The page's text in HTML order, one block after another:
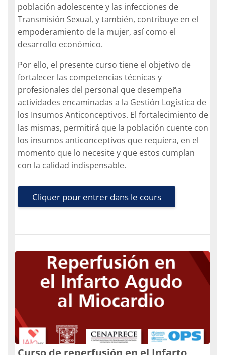
población adolescente y las infecciones de
Transmisión Sexual, y también, contribuye en el
empoderamiento de la mujer, así como el
desarrollo económico.
Por ello, el presente curso tiene el objetivo de
fortalecer las competencias técnicas y
profesionales del personal que desempeña
actividades encaminadas a la Gestión Logística de
los Insumos Anticonceptivos. El fortalecimiento de
las mismas, permitirá que la población cuente con
los insumos anticonceptivos que requiera, en el
momento que lo necesite y que estos cumplan
con la calidad indispensable.
Cliquer pour entrer dans le cours